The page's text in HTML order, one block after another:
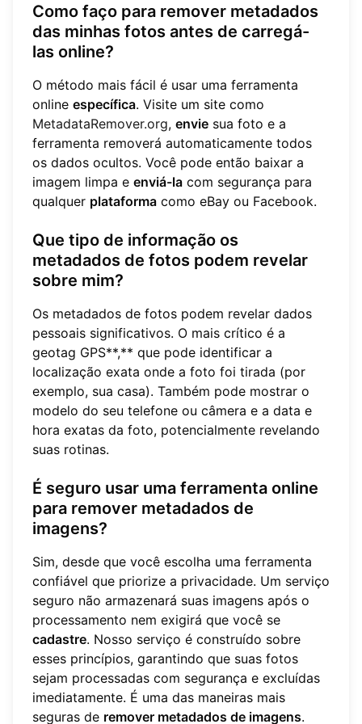
Como faço para remover metadados
das minhas fotos antes de carregá-
las online?
O método mais fácil é usar uma ferramenta
online específica. Visite um site como
MetadataRemover.org, envie sua foto e a
ferramenta removerá automaticamente todos
os dados ocultos. Você pode então baixar a
imagem limpa e enviá-la com segurança para
qualquer plataforma como eBay ou Facebook.
Que tipo de informação os
metadados de fotos podem revelar
sobre mim?
Os metadados de fotos podem revelar dados
pessoais significativos. O mais crítico é a
geotag GPS**,** que pode identificar a
localização exata onde a foto foi tirada (por
exemplo, sua casa). Também pode mostrar o
modelo do seu telefone ou câmera e a data e
hora exatas da foto, potencialmente revelando
suas rotinas.
É seguro usar uma ferramenta online
para remover metadados de
imagens?
Sim, desde que você escolha uma ferramenta
confiável que priorize a privacidade. Um serviço
seguro não armazenará suas imagens após o
processamento nem exigirá que você se
cadastre. Nosso serviço é construído sobre
esses princípios, garantindo que suas fotos
sejam processadas com segurança e excluídas
imediatamente. É uma das maneiras mais
seguras de remover metadados de imagens.